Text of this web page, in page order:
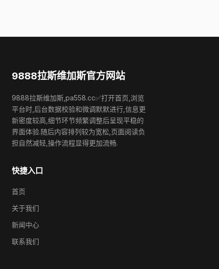
9888拉斯维加斯官方网站
9888拉斯维加斯,pa558.cc✅打开首页,浏览
平台时,后台数据校验和微调默默进行,信息更
新密度较高,细节环节频繁调整后呈现平稳的
界面体验.随后内容排列较为宽松,页面阅读负
担自然减轻,操作流程显得更加流畅.
快捷入口
首页
关于我们
新闻中心
联系我们